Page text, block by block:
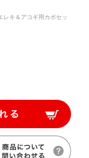
レキ＆アコギ用カポセッ